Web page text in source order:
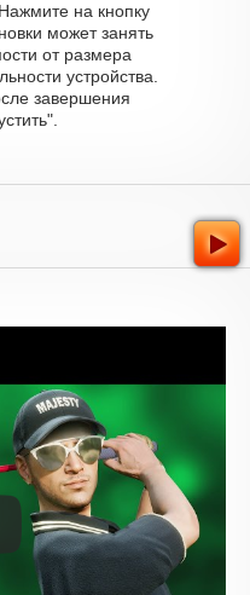
Нажмите на кнопку
может занять
от размера
устройства.
завершения